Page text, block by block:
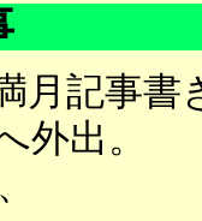
月記事書
外出。